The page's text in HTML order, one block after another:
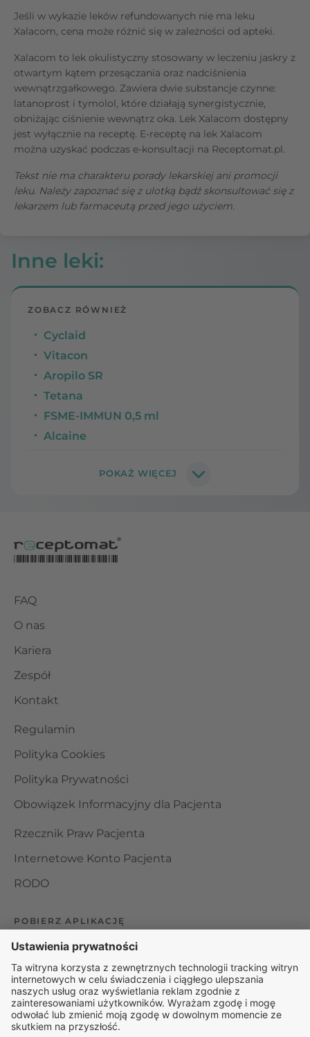
Jeśli w wykazie leków refundowanych nie ma leku
Xalacom, cena może różnić się w zależności od apteki.
Xalacom to lek okulistyczny stosowany w leczeniu jaskry z
otwartym kątem przesączania oraz nadciśnienia
wewnątrzgałkowego. Zawiera dwie substancje czynne:
latanoprost i tymolol, które działają synergistycznie,
obniżając ciśnienie wewnątrz oka. Lek Xalacom dostępny
jest wyłącznie na receptę. E-receptę na lek Xalacom
można uzyskać podczas e-konsultacji na Receptomat.pl.
Tekst nie ma charakteru porady lekarskiej ani promocji
leku. Należy zapoznać się z ulotką bądź skonsultować się z
lekarzem lub farmaceutą przed jego użyciem.
Inne leki:
ZOBACZ RÓWNIEŻ
Cyclaid
Vitacon
Aropilo SR
Tetana
FSME-IMMUN 0,5 ml
Alcaine
FAQ
O nas
Kariera
Zespół
Kontakt
Regulamin
Polityka Cookies
Polityka Prywatności
Obowiązek Informacyjny dla Pacjenta
Rzecznik Praw Pacjenta
Internetowe Konto Pacjenta
RODO
POBIERZ APLIKACJĘ
Organizator udzielania świadczeń telemedycznych jest
podmiotem leczniczym w rozumieniu ustawy z dnia 15
kwietnia 2011 roku o działalności leczniczej, wpisanym do
rejestru podmiotów wykonujących działalność leczniczą pod